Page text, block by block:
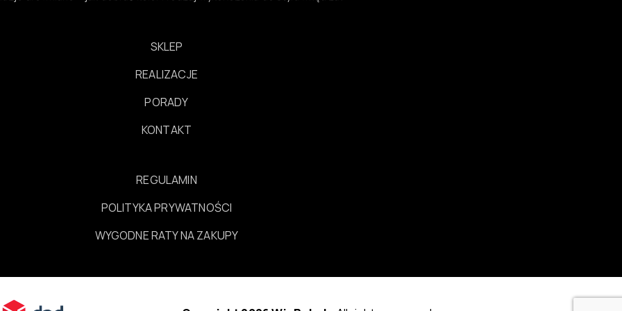
SKLEP
REALIZACJE
PORADY
KONTAKT
REGULAMIN
POLITYKA PRYWATNOŚCI
WYGODNE RATY NA ZAKUPY